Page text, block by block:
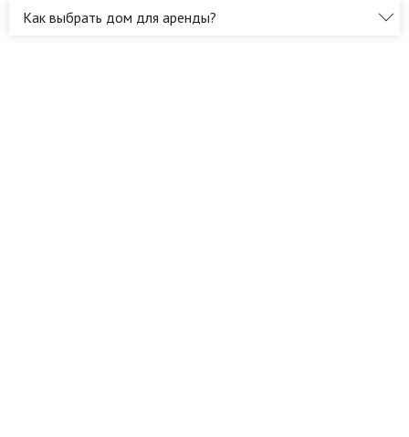
Как выбрать дом для аренды?